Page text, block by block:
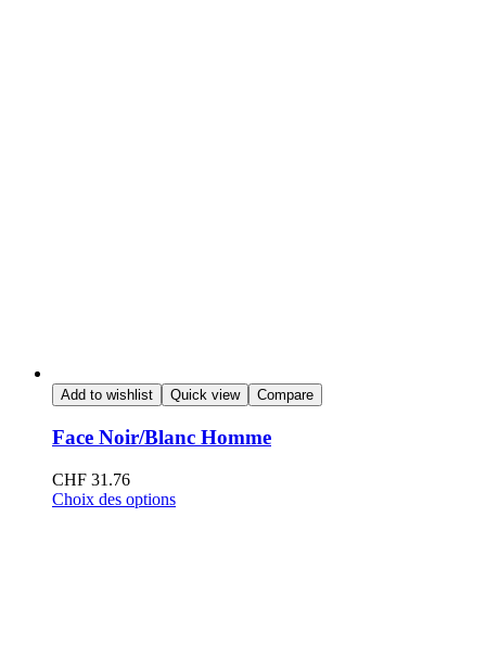
Add to wishlist Quick view Compare
Face Noir/Blanc Homme
CHF 31.76
Choix des options